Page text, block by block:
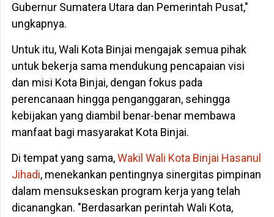
Gubernur Sumatera Utara dan Pemerintah Pusat,"
ungkapnya.
Untuk itu, Wali Kota Binjai mengajak semua pihak
untuk bekerja sama mendukung pencapaian visi
dan misi Kota Binjai, dengan fokus pada
perencanaan hingga penganggaran, sehingga
kebijakan yang diambil benar-benar membawa
manfaat bagi masyarakat Kota Binjai.
Di tempat yang sama,Wakil Wali Kota Binjai Hasanul
Jihadi, menekankan pentingnya sinergitas pimpinan
dalam mensukseskan program kerja yang telah
dicanangkan. "Berdasarkan perintah Wali Kota,